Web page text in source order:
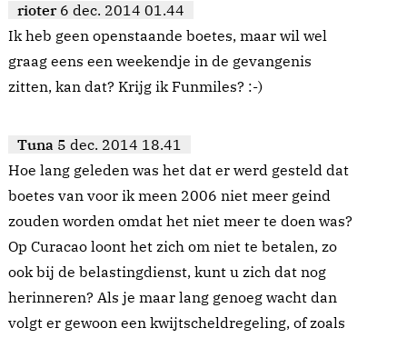
rioter 6 dec. 2014 01.44
Ik heb geen openstaande boetes, maar wil wel
graag eens een weekendje in de gevangenis
zitten, kan dat? Krijg ik Funmiles? :-)
Tuna 5 dec. 2014 18.41
Hoe lang geleden was het dat er werd gesteld dat
boetes van voor ik meen 2006 niet meer geind
zouden worden omdat het niet meer te doen was?
Op Curacao loont het zich om niet te betalen, zo
ook bij de belastingdienst, kunt u zich dat nog
herinneren? Als je maar lang genoeg wacht dan
volgt er gewoon een kwijtscheldregeling, of zoals